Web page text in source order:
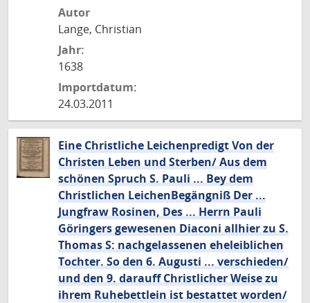
Autor
Lange, Christian
Jahr:
1638
Importdatum:
24.03.2011
Eine Christliche Leichenpredigt Von der
Christen Leben und Sterben/ Aus dem
schönen Spruch S. Pauli ... Bey dem
Christlichen LeichenBegängniß Der ...
Jungfraw Rosinen, Des ... Herrn Pauli
Göringers gewesenen Diaconi allhier zu S.
Thomas S: nachgelassenen eheleiblichen
Tochter. So den 6. Augusti ... verschieden/
und den 9. darauff Christlicher Weise zu
ihrem Ruhebettlein ist bestattet worden/